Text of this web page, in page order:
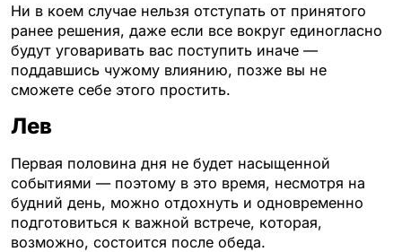
Ни в коем случае нельзя отступать от принятого
ранее решения, даже если все вокруг единогласно
будут уговаривать вас поступить иначе —
поддавшись чужому влиянию, позже вы не
сможете себе этого простить.
Лев
Первая половина дня не будет насыщенной
событиями — поэтому в это время, несмотря на
будний день, можно отдохнуть и одновременно
подготовиться к важной встрече, которая,
возможно, состоится после обеда.